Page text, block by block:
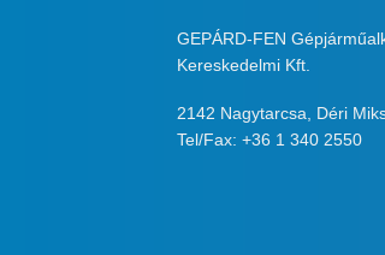
GEPÁRD-FEN
Kereskedelmi Kft.
2142 Nagytarcsa, Déri
Tel/Fax: +36 1 340 2550